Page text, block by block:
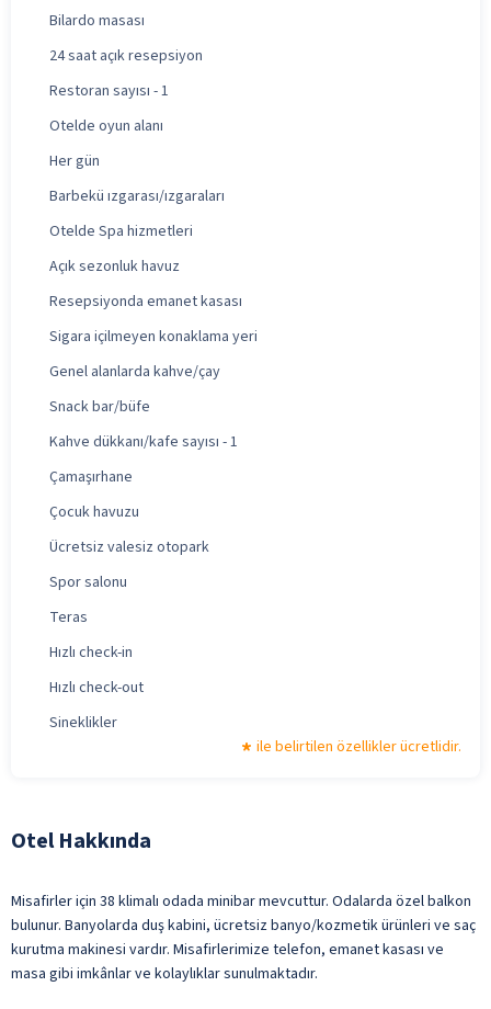
Bilardo masası
24 saat açık resepsiyon
Restoran sayısı - 1
Otelde oyun alanı
Her gün
Barbekü ızgarası/ızgaraları
Otelde Spa hizmetleri
Açık sezonluk havuz
Resepsiyonda emanet kasası
Sigara içilmeyen konaklama yeri
Genel alanlarda kahve/çay
Snack bar/büfe
Kahve dükkanı/kafe sayısı - 1
Çamaşırhane
Çocuk havuzu
Ücretsiz valesiz otopark
Spor salonu
Teras
Hızlı check-in
Hızlı check-out
Sineklikler
ile belirtilen özellikler ücretlidir.
Otel Hakkında
Misafirler için 38 klimalı odada minibar mevcuttur. Odalarda özel balkon
bulunur. Banyolarda duş kabini, ücretsiz banyo/kozmetik ürünleri ve saç
kurutma makinesi vardır. Misafirlerimize telefon, emanet kasası ve
masa gibi imkânlar ve kolaylıklar sunulmaktadır.